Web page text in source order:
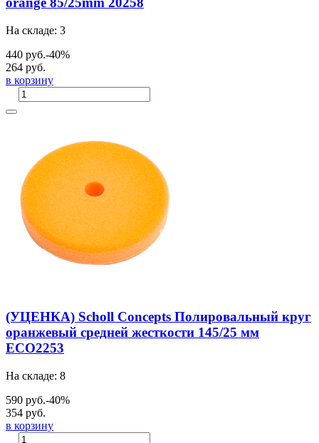
На складе: 3
440 руб.-40%
264 руб.
в корзину
(УЦЕНКА) Scholl Concepts Полировальный круг
оранжевый средней жесткости 145/25 мм
ECO2253
На складе: 8
590 руб.-40%
354 руб.
в корзину